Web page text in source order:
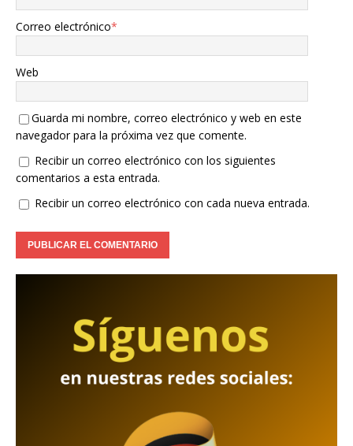
Correo electrónico*
Web
Guarda mi nombre, correo electrónico y web en este
navegador para la próxima vez que comente.
Recibir un correo electrónico con los siguientes
comentarios a esta entrada.
Recibir un correo electrónico con cada nueva entrada.